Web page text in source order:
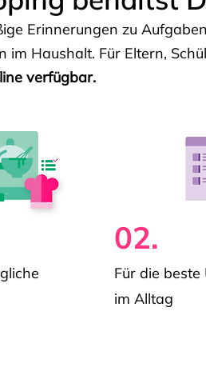
Erinnerungen zu
im Haushalt. Für Eltern,
verfügbar.
02.
Für die
im Alltag